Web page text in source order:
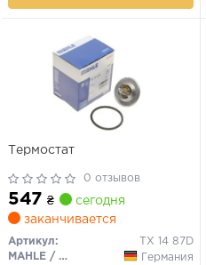
Термостат
0 отзывов
547 ₴
сегодня
заканчивается
Артикул:
TX 14 87D
MAHLE / KNECHT
Германия